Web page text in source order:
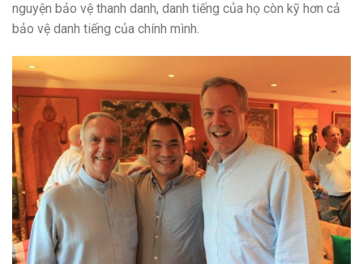
nguyện bảo vệ thanh danh, danh tiếng của họ còn kỹ hơn cả
bảo vệ danh tiếng của chính mình.